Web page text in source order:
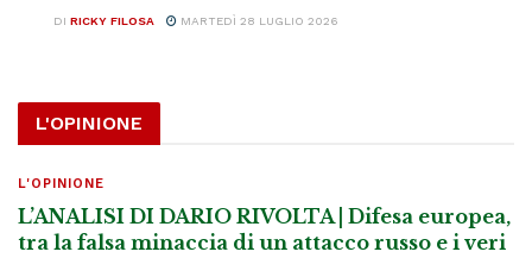
DI RICKY FILOSA MARTEDÌ 28 LUGLIO 2026
L'OPINIONE
L'OPINIONE
L’ANALISI DI DARIO RIVOLTA | Difesa europea,
tra la falsa minaccia di un attacco russo e i veri